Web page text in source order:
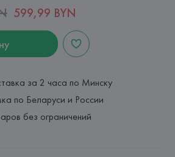
599,99 BYN
за 2 часа по Минску
по Беларуси и России
без ограничений